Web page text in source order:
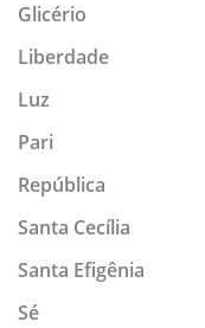
Glicério
Liberdade
Luz
Pari
República
Santa Cecília
Santa Efigênia
Sé